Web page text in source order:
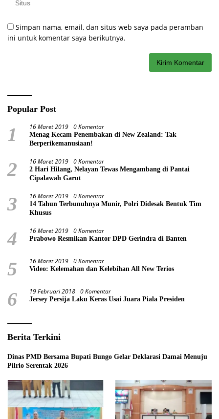
Simpan nama, email, dan situs web saya pada peramban
ini untuk komentar saya berikutnya.
Popular Post
1 16 Maret 2019 0 Komentar
Menag Kecam Penembakan di New Zealand: Tak
Berperikemanusiaan!
2 16 Maret 2019 0 Komentar
2 Hari Hilang, Nelayan Tewas Mengambang di Pantai
Cipalawah Garut
3 16 Maret 2019 0 Komentar
14 Tahun Terbunuhnya Munir, Polri Didesak Bentuk Tim
Khusus
4 16 Maret 2019 0 Komentar
Prabowo Resmikan Kantor DPD Gerindra di Banten
5 16 Maret 2019 0 Komentar
Video: Kelemahan dan Kelebihan All New Terios
6 19 Februari 2018 0 Komentar
Jersey Persija Laku Keras Usai Juara Piala Presiden
Berita Terkini
Dinas PMD Bersama Bupati Bungo Gelar Deklarasi Damai Menuju
Pilrio Serentak 2026